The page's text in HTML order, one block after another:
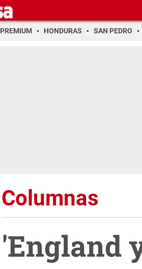
PREMIUM HONDURAS SAN PEDRO
Columnas
'England